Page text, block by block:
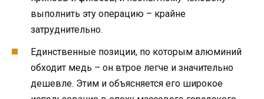
выполнить эту операцию – крайне
затруднительно.
Единственные позиции, по которым алюминий
обходит медь – он втрое легче и значительно
дешевле. Этим и объясняется его широкое